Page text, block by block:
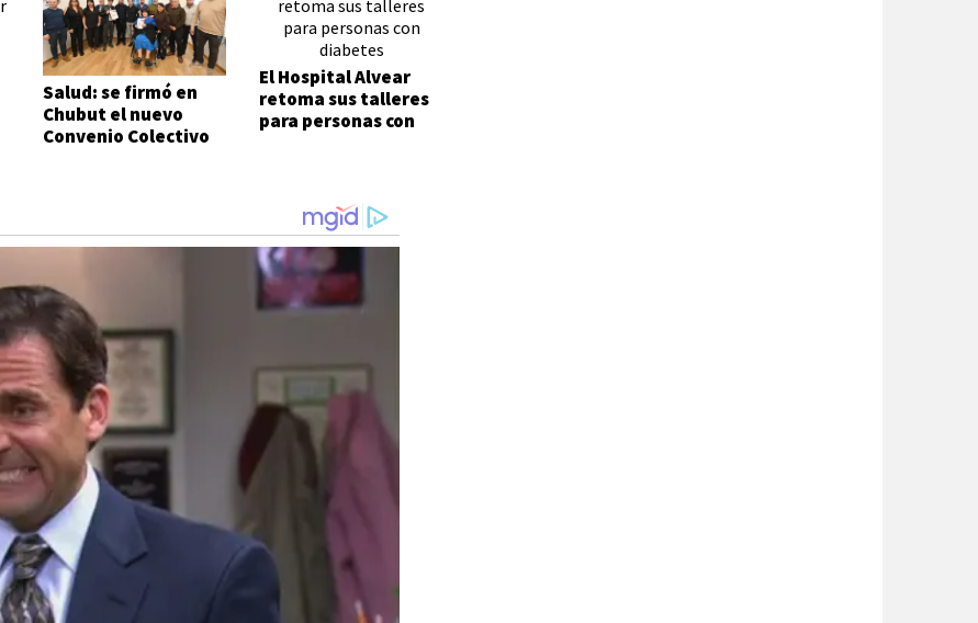
Salud: se firmó en
Chubut el nuevo
Convenio Colectivo
El Hospital Alvear
retoma sus talleres
para personas con